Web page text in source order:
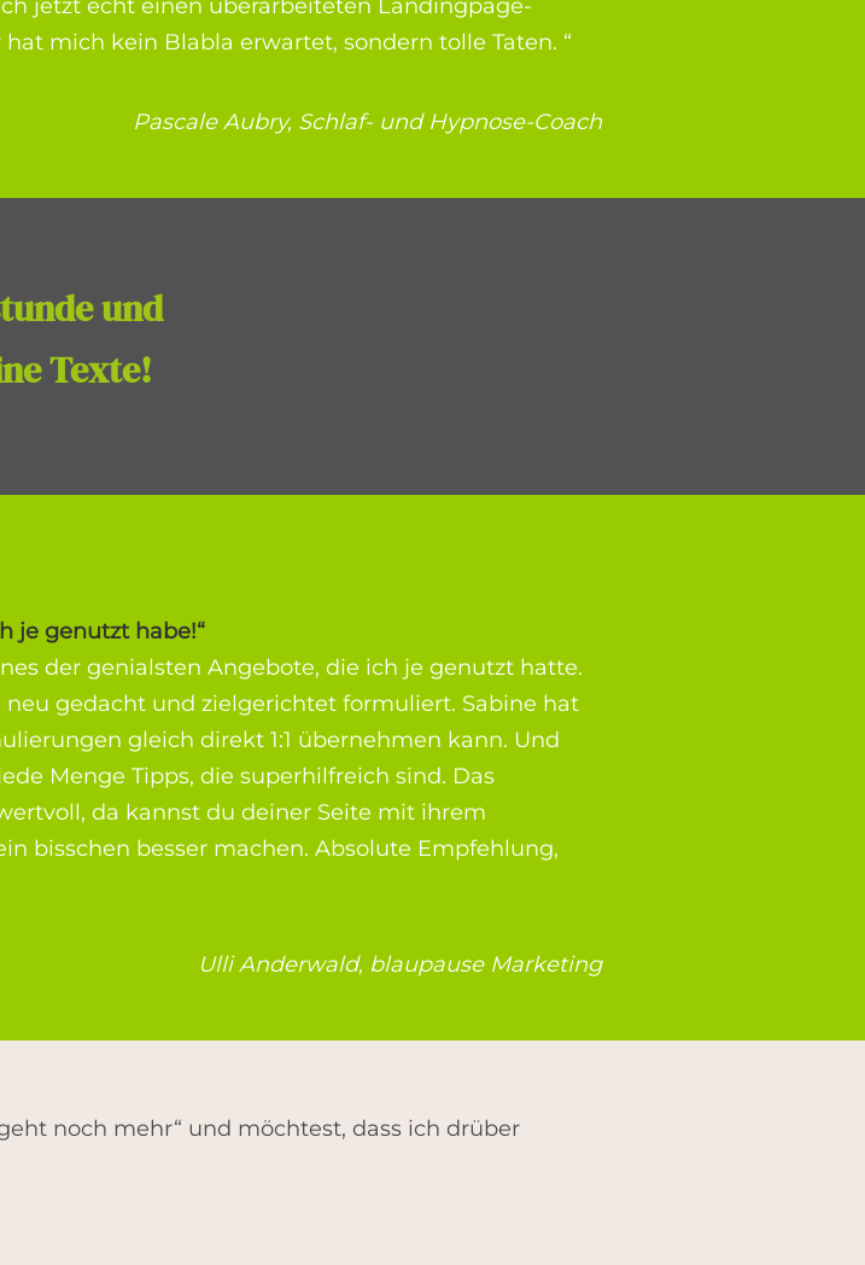
jetzt echt einen überarbeiteten Landingpage-
mich kein Blabla erwartet, sondern tolle Taten. “
Pascale Aubry, Schlaf- und Hypnose-Coach
und
Texte!
je genutzt habe!“
der genialsten Angebote, die ich je genutzt hatte.
gedacht und zielgerichtet formuliert. Sabine hat
gleich direkt 1:1 übernehmen kann. Und
Menge Tipps, die superhilfreich sind. Das
da kannst du deiner Seite mit ihrem
bisschen besser machen. Absolute Empfehlung,
Ulli Anderwald, blaupause Marketing
noch mehr“ und möchtest, dass ich drüber